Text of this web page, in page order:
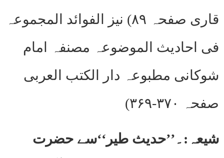
قاری صفحہ ۸۹) نیز الفوائد المجموعہ
فی احادیث الموضوعہ مصنفہ امام
شوکانی مطبوعہ دار الکتب العربی
صفحہ ۳۷۰-۳۶۹)
شیعہ:۔’’حدیث طیر‘‘سے حضرت